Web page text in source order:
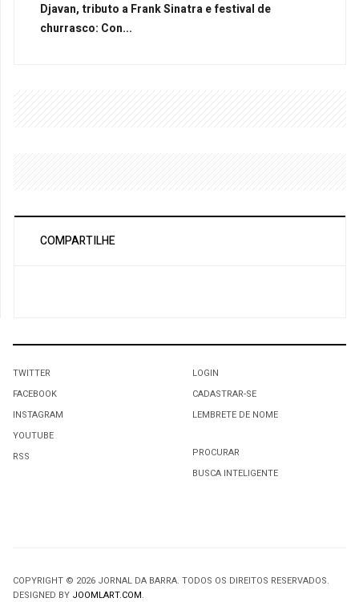
Djavan, tributo a Frank Sinatra e festival de
churrasco: Con...
COMPARTILHE
TWITTER
FACEBOOK
INSTAGRAM
YOUTUBE
RSS
LOGIN
CADASTRAR-SE
LEMBRETE DE NOME
PROCURAR
BUSCA INTELIGENTE
COPYRIGHT © 2026 JORNAL DA BARRA. TODOS OS DIREITOS RESERVADOS.
DESIGNED BY JOOMLART.COM.